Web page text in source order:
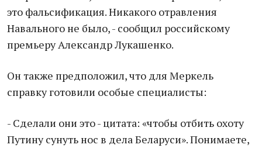
это фальсификация. Никакого отравления
Навального не было, - сообщил российскому
премьеру Александр Лукашенко.
Он также предположил, что для Меркель
справку готовили особые специалисты:
- Сделали они это - цитата: «чтобы отбить охоту
Путину сунуть нос в дела Беларуси». Понимаете,